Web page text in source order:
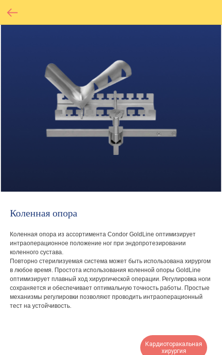
Коленная опора
Коленная опора из ассортимента Condor GoldLine оптимизирует
интраоперационное положение ног при эндопротезировании
коленного сустава.
Повторно стерилизуемая система может быть использована хирургом
в любое время. Простота использования коленной опоры GoldLine
оптимизирует плавный ход хирургической операции. Регулировка ноги
сохраняется и обеспечивает оптимальную точность работы. Простые
механизмы регулировки позволяют проводить интраоперационный
тест на устойчивость.
Кардиоторакальная
хирургия